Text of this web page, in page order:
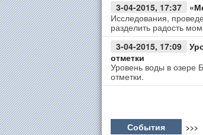
3-04-2015, 17:37
Исследования,
разделить радость
3-04-2015, 17:09
отметки
Уровень воды в озере
отметки.
События >>>